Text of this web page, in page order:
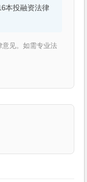
本投融资法律
意见。如需专业法